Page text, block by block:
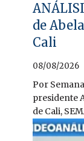
de
Cali
08/08/2026
Por
presidente
de Cali,